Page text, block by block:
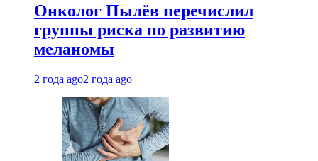
Онколог Пылёв перечислил
группы риска по развитию
меланомы
2 года ago2 года ago